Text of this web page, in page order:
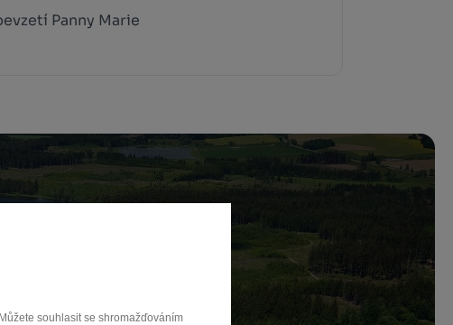
souhlasit se shromažďováním
Panny Marie